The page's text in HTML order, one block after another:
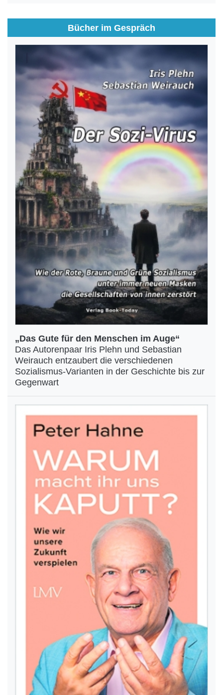
Bücher im Gespräch
„Das Gute für den Menschen im Auge“
Das Autorenpaar Iris Plehn und Sebastian
Weirauch entzaubert die verschiedenen
Sozialismus-Varianten in der Geschichte bis zur
Gegenwart